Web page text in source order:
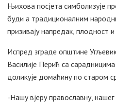
Њихова посјета симболизује
буди а традиционалним
призивају напредак, плодност
Испред зграде општине
Василије Перић са
доликује домаћину по старом
-Нашу вјеру православну,